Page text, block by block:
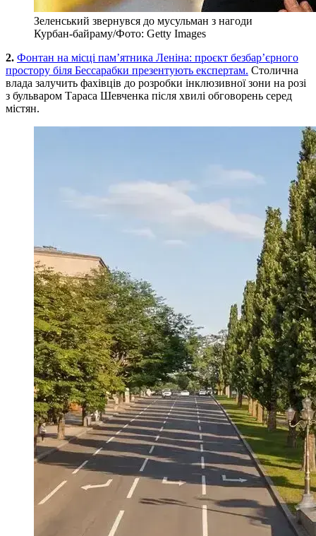
Зеленський звернувся до мусульман з нагоди
Курбан-байраму/Фото: Getty Images
2. Фонтан на місці пам’ятника Леніна: проєкт безбар’єрного
простору біля Бессарабки презентують експертам. Столична
влада залучить фахівців до розробки інклюзивної зони на розі
з бульваром Тараса Шевченка після хвилі обговорень серед
містян.